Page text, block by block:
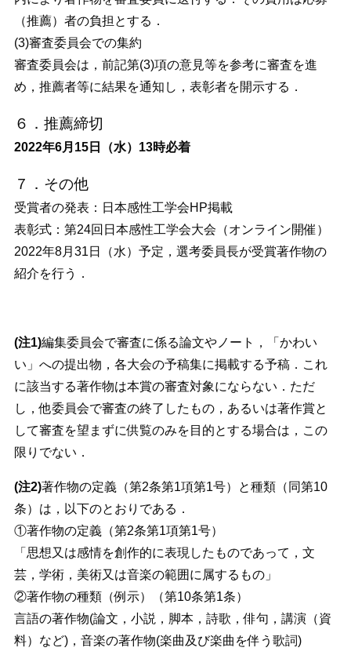
（推薦）者の負担とする．
(3)審査委員会での集約
審査委員会は，前記第(3)項の意見等を参考に審査を進
め，推薦者等に結果を通知し，表彰者を開示する．
６．推薦締切
2022年6月15日（水）13時必着
７．その他
受賞者の発表：日本感性工学会HP掲載
表彰式：第24回日本感性工学会大会（オンライン開催）
2022年8月31日（水）予定，選考委員長が受賞著作物の
紹介を行う．
(注1)編集委員会で審査に係る論文やノート，「かわい
い」への提出物，各大会の予稿集に掲載する予稿．これ
に該当する著作物は本賞の審査対象にならない．ただ
し，他委員会で審査の終了したもの，あるいは著作賞と
して審査を望まずに供覧のみを目的とする場合は，この
限りでない．
(注2)著作物の定義（第2条第1項第1号）と種類（同第10
条）は，以下のとおりである．
①著作物の定義（第2条第1項第1号）
「思想又は感情を創作的に表現したものであって，文
芸，学術，美術又は音楽の範囲に属するもの」
②著作物の種類（例示）（第10条第1条）
言語の著作物(論文，小説，脚本，詩歌，俳句，講演（資
料）など)，音楽の著作物(楽曲及び楽曲を伴う歌詞)